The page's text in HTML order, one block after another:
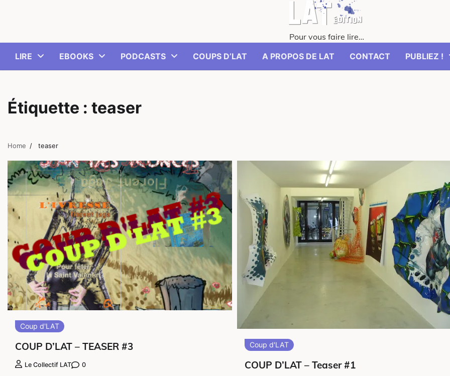
Pour vous faire lire…
LIRE
EBOOKS PODCASTS COUPS D’LAT A PROPOS DE LAT CONTACT PUBLIEZ !
Étiquette : teaser
Home teaser
Coup d'LAT
COUP D’LAT – TEASER #3
Le Collectif LAT 0
Coup d'LAT
COUP D’LAT – Teaser #1